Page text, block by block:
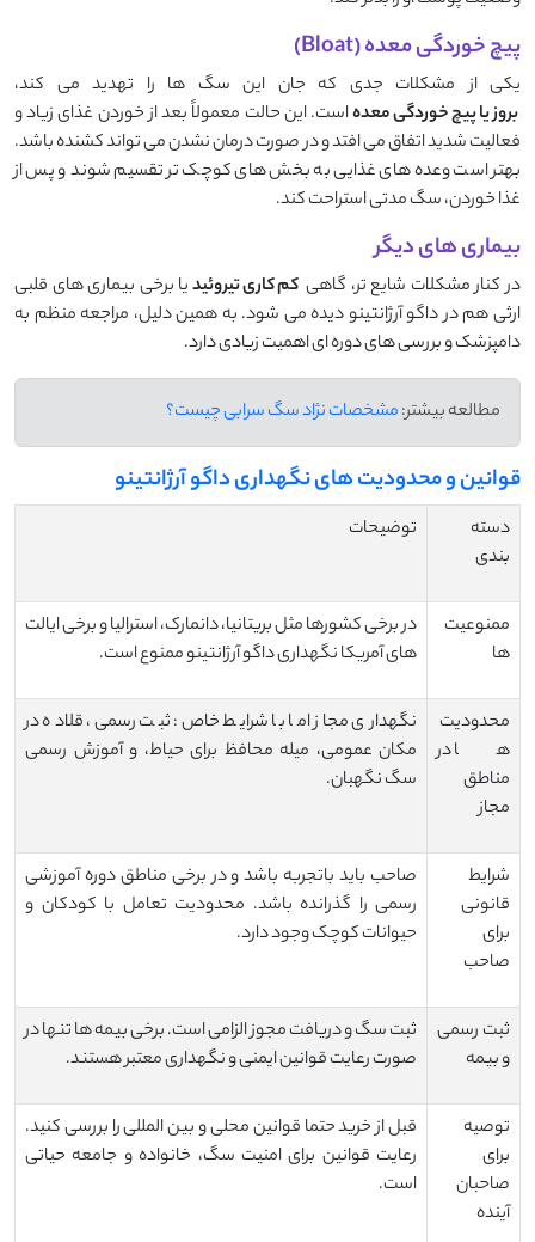
پیچ ‌خوردگی معده (Bloat)
یکی از مشکلات جدی که جان این سگ ‌ها را تهدید می ‌کند،
بروز یا پیچ ‌خوردگی معدهاست. این حالت معمولاً بعد از خوردن غذای زیاد و
فعالیت شدید اتفاق می ‌افتد و در صورت درمان نشدن می‌ تواند کشنده باشد.
بهتر است وعده‌ های غذایی به بخش ‌های کوچک ‌تر تقسیم شوند و پس از
غذا خوردن، سگ مدتی استراحت کند.
بیماری ‌های دیگر
در کنار مشکلات شایع‌ تر، گاهی کم‌ کاری تیروئیدیا برخی بیماری‌ های قلبی
ارثی هم در داگو آرژانتینو دیده می ‌شود. به همین دلیل، مراجعه منظم به
دامپزشک و بررسی‌ های دوره‌ ای اهمیت زیادی دارد.
مطالعه بیشتر:مشخصات نژاد سگ سرابی چیست؟
قوانین و محدودیت‌ های نگهداری داگو آرژانتینو
دسته‌
بندی
توضیحات
ممنوعیت
‌ها
در برخی کشورها مثل بریتانیا، دانمارک، استرالیا و برخی ایالت‌
های آمریکا نگهداری داگو آرژانتینو ممنوع است.
محدودیت
‌ها در
مناطق
مجاز
نگهداری مجاز اما با شرایط خاص: ثبت رسمی، قلاده در
مکان عمومی، میله محافظ برای حیاط، و آموزش رسمی
سگ نگهبان.
شرایط
قانونی
برای
صاحب
صاحب باید باتجربه باشد و در برخی مناطق دوره آموزشی
رسمی را گذرانده باشد. محدودیت تعامل با کودکان و
حیوانات کوچک وجود دارد.
ثبت رسمی
و بیمه
ثبت سگ و دریافت مجوز الزامی است. برخی بیمه‌ ها تنها در
صورت رعایت قوانین ایمنی و نگهداری معتبر هستند.
توصیه
برای
صاحبان
آینده
قبل از خرید حتما قوانین محلی و بین‌ المللی را بررسی کنید.
رعایت قوانین برای امنیت سگ، خانواده و جامعه حیاتی
است.